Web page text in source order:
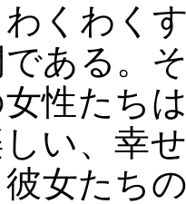
わくわく
である。
性たち
い、幸
彼女たち